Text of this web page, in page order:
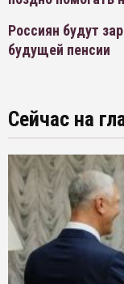
Россиян будут
будущей пенсии
Сейчас на